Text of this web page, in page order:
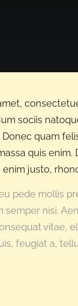
sociis
quam
quis
justo,
pede mollis
semper nisi.
vitae,
feugiat a,